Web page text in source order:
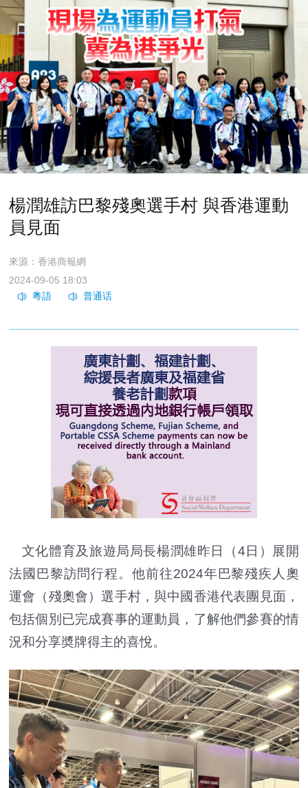
楊潤雄訪巴黎殘奧選手村 與香港運動
員見面
來源：香港商報網
2024-09-05 18:03
文化體育及旅遊局局長楊潤雄昨日（4日）展開
法國巴黎訪問行程。他前往2024年巴黎殘疾人奧
運會（殘奧會）選手村，與中國香港代表團見面，
包括個別已完成賽事的運動員，了解他們參賽的情
況和分享奬牌得主的喜悅。